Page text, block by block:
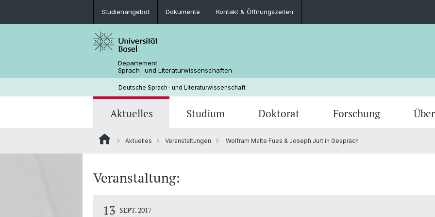
Studienangebot Dokumente Kontakt & Öffnungszeiten
Departement
Sprach- und Literaturwissenschaften
Deutsche Sprach- und Literaturwissenschaft
Aktuelles
Medienspiegel
Studium
Mobilität
Doktorat Forschung
Bibliothek
Aktuelles Veranstaltungen Wolfram Malte Fues & Joseph Jurt in Gespräch
Veranstaltung:
13 SEPT. 2017